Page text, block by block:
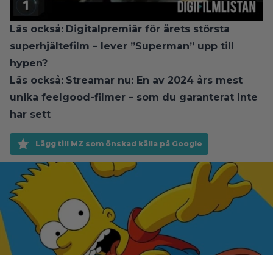
Läs också: Digitalpremiär för årets största
superhjältefilm – lever ”Superman” upp till
hypen?
Läs också: Streamar nu: En av 2024 års mest
unika feelgood-filmer – som du garanterat inte
har sett
Lägg till MZ som önskad källa på Google